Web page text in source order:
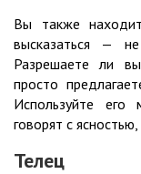
Вы также
высказаться —
Разрешаете ли
просто
Используйте
говорят с
Телец